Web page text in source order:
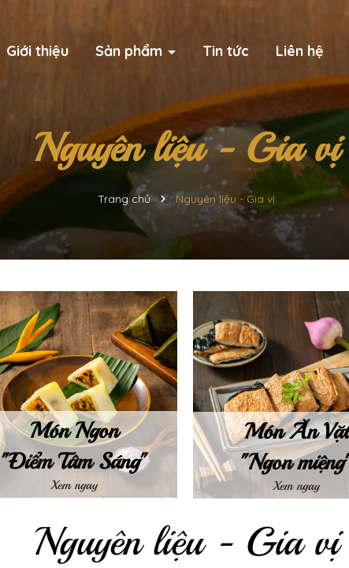
Giới thiệu Sản phẩm Tin tức Liên hệ
Nguyên liệu - Gia vị
Trang chủ Nguyên liệu - Gia vị
Món Ngon
"Điểm Tâm Sáng"
Xem ngay
Món Ăn Vặt
"Ngon
Xem ngay
Nguyên liệu - Gia vị